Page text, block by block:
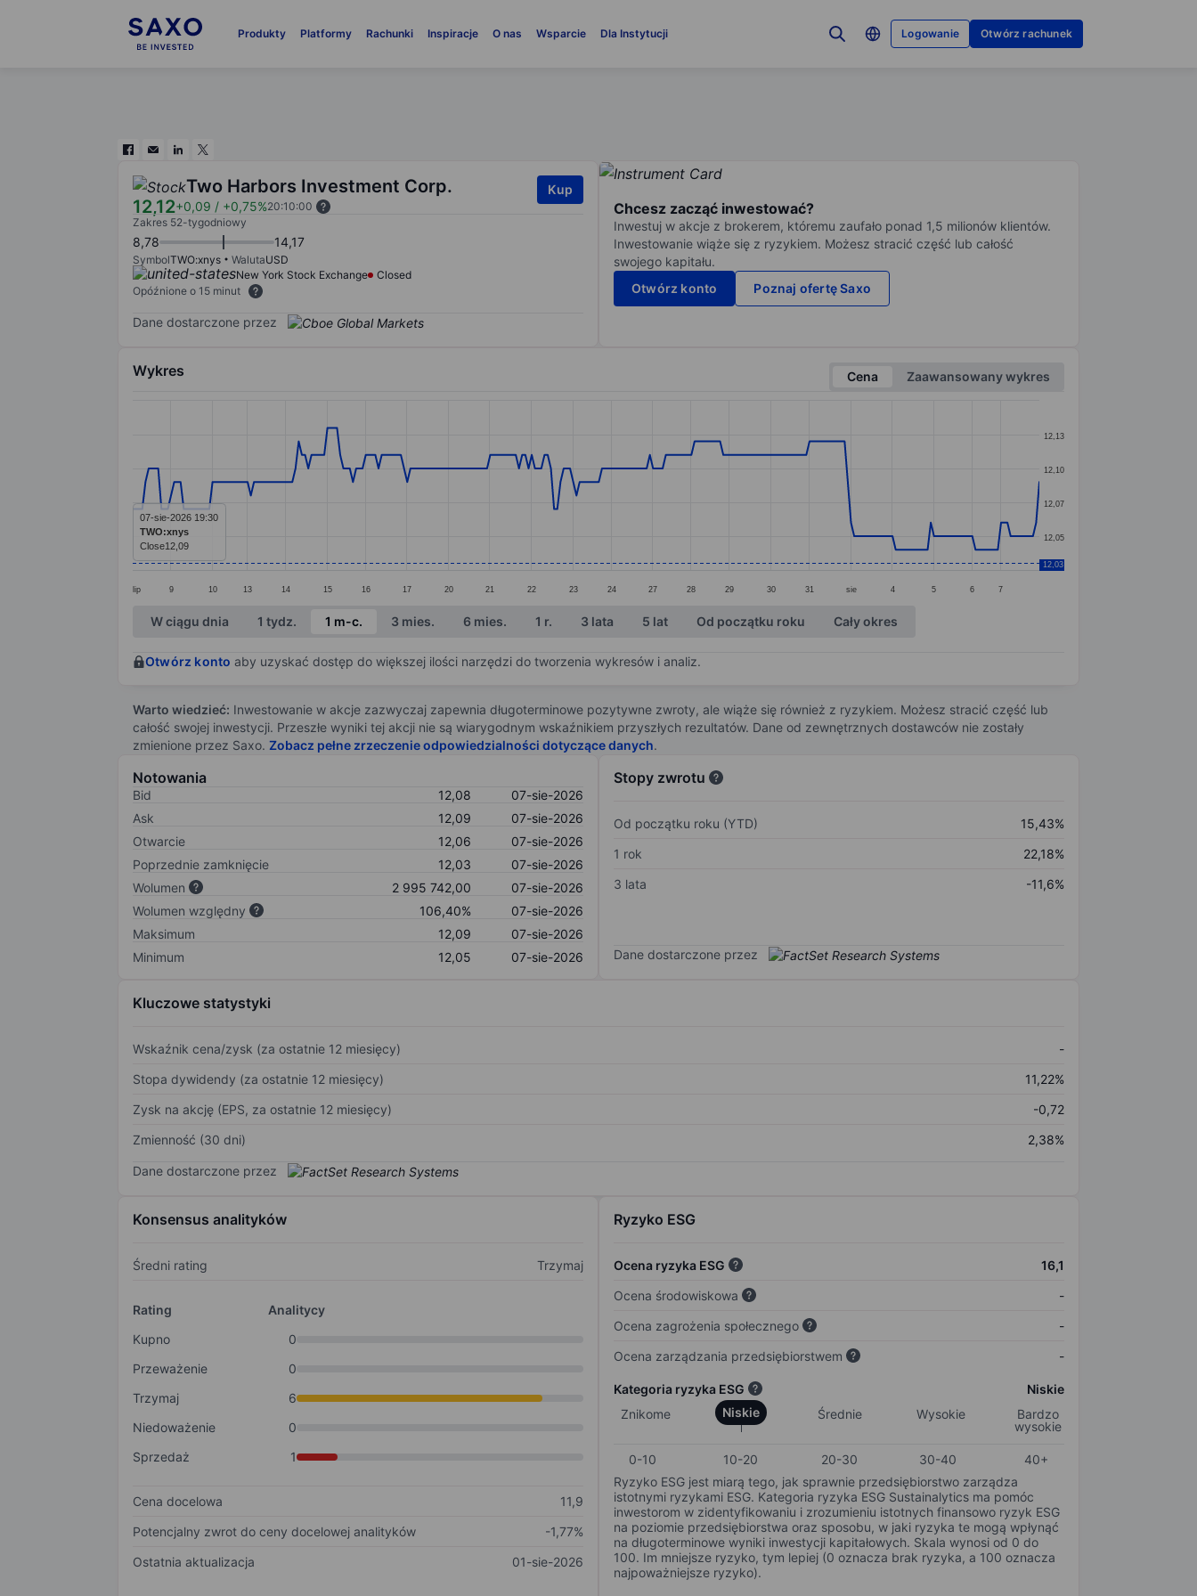
Produkty Platformy Rachunki Inspiracje O nas Wsparcie Dla Instytucji Logowanie Otwórz rachunek
Two Harbors Investment Corp.
12,12+0,09 / +0,75%20:10:00
Kup
Zakres 52-tygodniowy
8,78 14,17
SymbolTWO:xnys WalutaUSD
New York Stock Exchange
Closed
Opóźnione o 15 minut
Dane dostarczone przez
Chcesz zacząć inwestować?
Inwestuj w akcje z brokerem, któremu zaufało ponad 1,5 milionów klientów.
Inwestowanie wiąże się z ryzykiem. Możesz stracić część lub całość
swojego kapitału.
Otwórz konto
Poznaj ofertę Saxo
Wykres Cena
Zaawansowany wykres
Line chart with 285 data points.
The chart has 1 X axis displaying categories.
The chart has 1 Y axis displaying values. Data ranges from 12.04 to 12.13.
lip 9 10 13 14 15 16 17 20 21 22 23 24 27 28 29 30 31 sie 4 5 6 7
12,05
12,07
12,10
12,13
12,03
07-sie-2026 19:30
TWO:xnys
Close12,09
End of interactive chart.
W ciągu dnia 1 tydz. 1 m-c. 3 mies. 6 mies. 1 r. 3 lata 5 lat Od początku roku Cały okres
Otwórz konto aby uzyskać dostęp do większej ilości narzędzi do tworzenia wykresów i analiz.
Warto wiedzieć: Inwestowanie w akcje zazwyczaj zapewnia długoterminowe pozytywne zwroty, ale wiąże się również z ryzykiem. Możesz stracić część lub
całość swojej inwestycji. Przeszłe wyniki tej akcji nie są wiarygodnym wskaźnikiem przyszłych rezultatów. Dane od zewnętrznych dostawców nie zostały
zmienione przez Saxo. Zobacz pełne zrzeczenie odpowiedzialności dotyczące danych.
Notowania
Bid 12,08
07-sie-2026
Ask
12,09
07-sie-2026
Otwarcie
12,06
07-sie-2026
Poprzednie zamknięcie
12,03
07-sie-2026
Wolumen
2 995 742,00
07-sie-2026
Wolumen względny
106,40%
07-sie-2026
Maksimum
12,09
07-sie-2026
Minimum
12,05 07-sie-2026
Stopy zwrotu
Od początku roku (YTD)
15,43%
1 rok
22,18%
3 lata
-11,6%
Dane dostarczone przez
Kluczowe statystyki
Wskaźnik cena/zysk (za ostatnie 12 miesięcy)
-
Stopa dywidendy (za ostatnie 12 miesięcy)
11,22%
Zysk na akcję (EPS, za ostatnie 12 miesięcy)
-0,72
Zmienność (30 dni)
2,38%
Dane dostarczone przez
Konsensus analityków
Średni rating Trzymaj
Rating
Analitycy
Kupno
0
Przeważenie
0
Trzymaj
6
Niedoważenie
0
Sprzedaż
1
Cena docelowa
11,9
Potencjalny zwrot do ceny docelowej analityków
-1,77%
Ostatnia aktualizacja
01-sie-2026
Ryzyko ESG
Ocena ryzyka ESG
16,1
Ocena środowiskowa
-
Ocena zagrożenia społecznego
-
Ocena zarządzania przedsiębiorstwem
-
Kategoria ryzyka ESG
Niskie
Znikome
Niskie Średnie Wysokie
Bardzo
wysokie
0-10 10-20 20-30 30-40
40+
Ryzyko ESG jest miarą tego, jak sprawnie przedsiębiorstwo zarządza
istotnymi ryzykami ESG. Kategoria ryzyka ESG Sustainalytics ma pomóc
inwestorom w zidentyfikowaniu i zrozumieniu istotnych finansowo ryzyk ESG
na poziomie przedsiębiorstwa oraz sposobu, w jaki ryzyka te mogą wpłynąć
na długoterminowe wyniki inwestycji kapitałowych. Skala wynosi od 0 do
100. Im mniejsze ryzyko, tym lepiej (0 oznacza brak ryzyka, a 100 oznacza
najpoważniejsze ryzyko).